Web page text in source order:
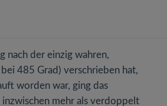
nach der einzig wahren,
485 Grad) verschrieben hat,
worden war, ging das
mehr als verdoppelt